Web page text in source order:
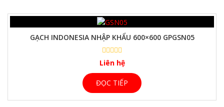
GẠCH INDONESIA NHẬP KHẨU 600×600 GPGSN05
Liên hệ
ĐỌC TIẾP